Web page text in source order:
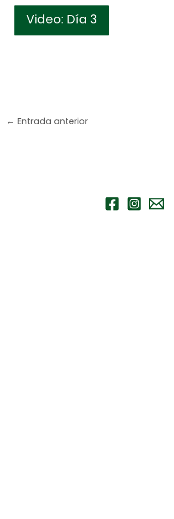
Video: Día 3
← Entrada anterior